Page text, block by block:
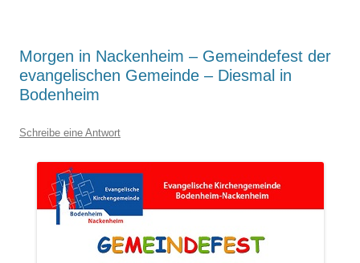
Morgen in Nackenheim – Gemeindefest der
evangelischen Gemeinde – Diesmal in
Bodenheim
Schreibe eine Antwort